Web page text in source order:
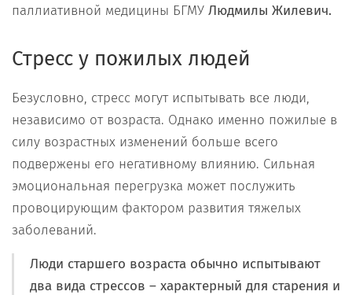
паллиативной медицины БГМУ Людмилы Жилевич.
Стресс у пожилых людей
Безусловно, стресс могут испытывать все люди,
независимо от возраста. Однако именно пожилые в
силу возрастных изменений больше всего
подвержены его негативному влиянию. Сильная
эмоциональная перегрузка может послужить
провоцирующим фактором развития тяжелых
заболеваний.
Люди старшего возраста обычно испытывают
два вида стрессов – характерный для старения и